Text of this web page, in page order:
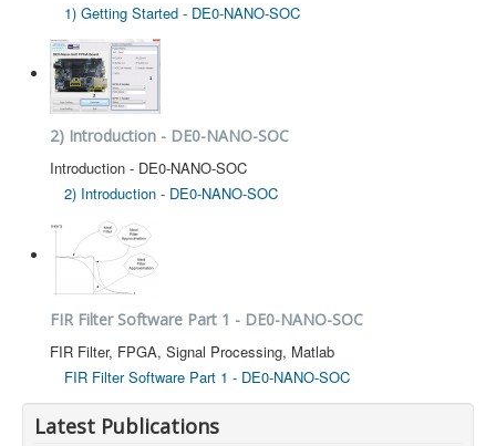
1) Getting Started - DE0-NANO-SOC
2) Introduction - DE0-NANO-SOC
Introduction - DE0-NANO-SOC
2) Introduction - DE0-NANO-SOC
FIR Filter Software Part 1 - DE0-NANO-SOC
FIR Filter, FPGA, Signal Processing, Matlab
FIR Filter Software Part 1 - DE0-NANO-SOC
Latest Publications